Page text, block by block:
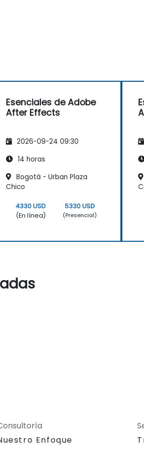
Esenciales de Adobe
After Effects
2026-09-24 09:30
14 horas
Bogotá - Urban Plaza
Chico
4330 USD
(En línea)
5330 USD
(Presencial)
Enfoque